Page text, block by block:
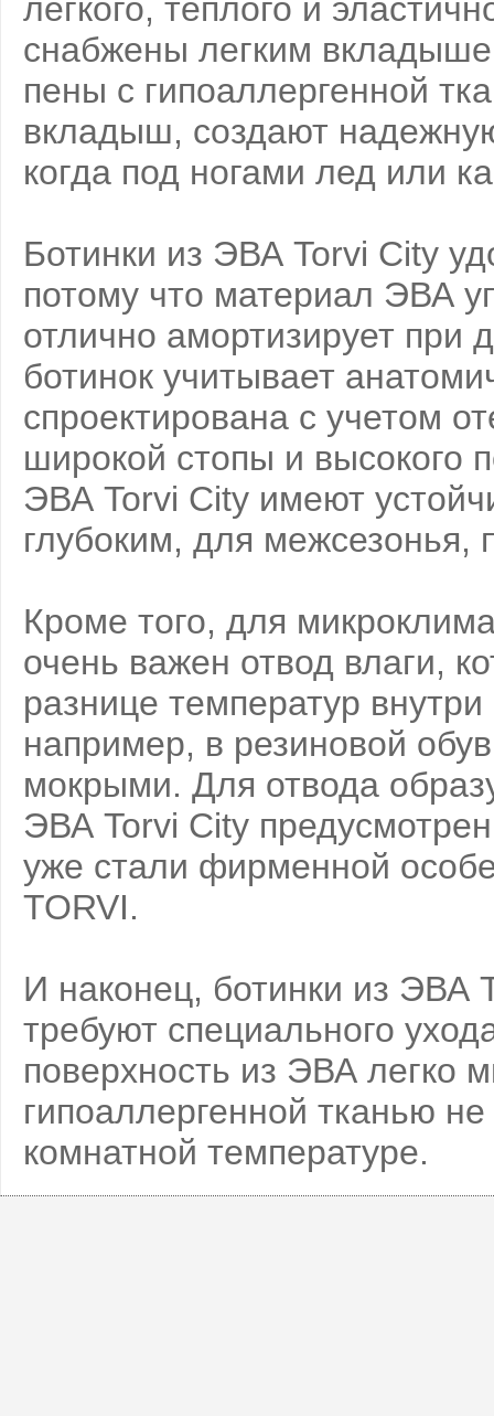
легкого, теплого и
снабжены легким
пены с гипоаллергенной
вкладыш, создают
когда под ногами лед или
Ботинки из ЭВА Torvi City
потому что материал ЭВА
отлично амортизирует при
ботинок учитывает
спроектирована с учетом
широкой стопы и высокого
ЭВА Torvi City имеют
глубоким, для межсезонья,
Кроме того, для
очень важен отвод влаги,
разнице температур
например, в резиновой
мокрыми. Для отвода
ЭВА Torvi City
уже стали фирменной
TORVI.
И наконец, ботинки из ЭВА
требуют специального
поверхность из ЭВА легко
гипоаллергенной тканью
комнатной температуре.